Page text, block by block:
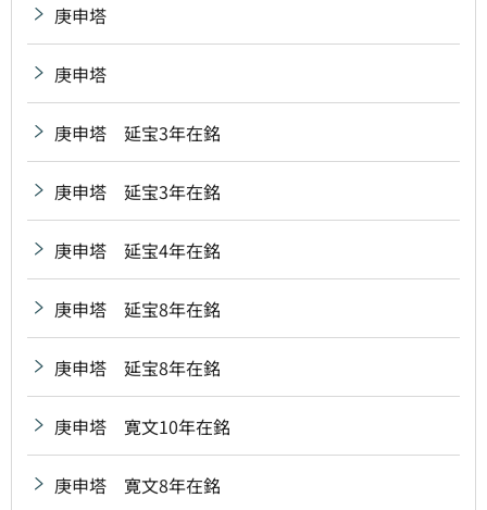
庚申塔
庚申塔
庚申塔 延宝3年在銘
庚申塔 延宝3年在銘
庚申塔 延宝4年在銘
庚申塔 延宝8年在銘
庚申塔 延宝8年在銘
庚申塔 寛文10年在銘
庚申塔 寛文8年在銘